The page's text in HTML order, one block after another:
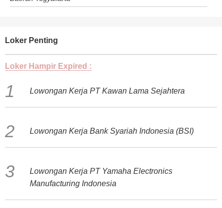
Loker Penting
Loker Hampir Expired :
Lowongan Kerja PT Kawan Lama Sejahtera
Lowongan Kerja Bank Syariah Indonesia (BSI)
Lowongan Kerja PT Yamaha Electronics
Manufacturing Indonesia